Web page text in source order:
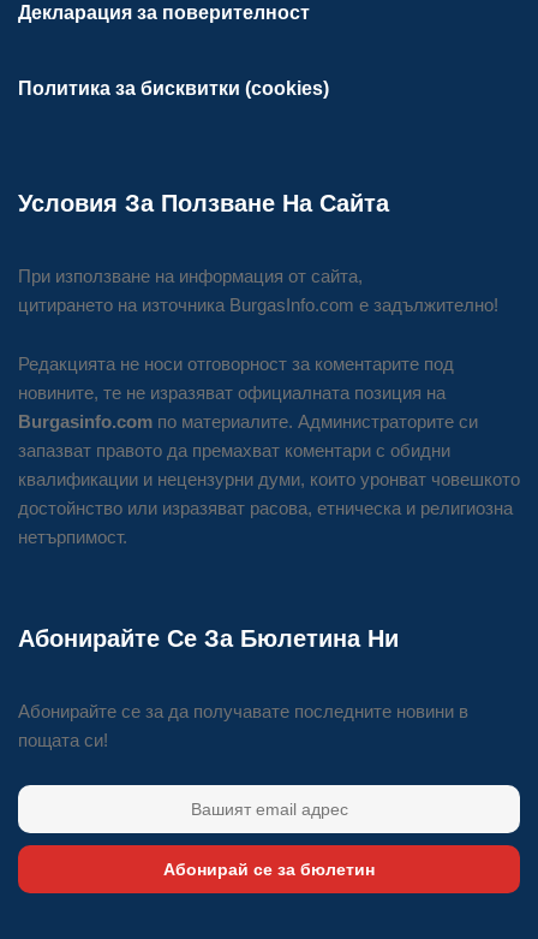
Декларация за поверителност
Политика за бисквитки (cookies)
Условия За Ползване На Сайта
При използване на информация от сайта,
цитирането на източника BurgasInfo.com е задължително!
Редакцията не носи отговорност за коментарите под
новините, те не изразяват официалната позиция на
Burgasinfo.com по материалите. Администраторите си
запазват правото да премахват коментари с обидни
квалификации и нецензурни думи, които уронват човешкото
достойнство или изразяват расова, етническа и религиозна
нетърпимост.
Абонирайте Се За Бюлетина Ни
Абонирайте се за да получавате последните новини в
пощата си!
Абонирай се за бюлетин